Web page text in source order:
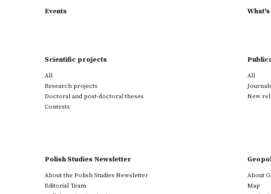
Events
Scientific projects
All
Research projects
Doctoral and post-doctoral theses
Contests
All
Journals
New
Polish Studies Newsletter
About the Polish Studies Newsletter
Editorial Team
About
Map